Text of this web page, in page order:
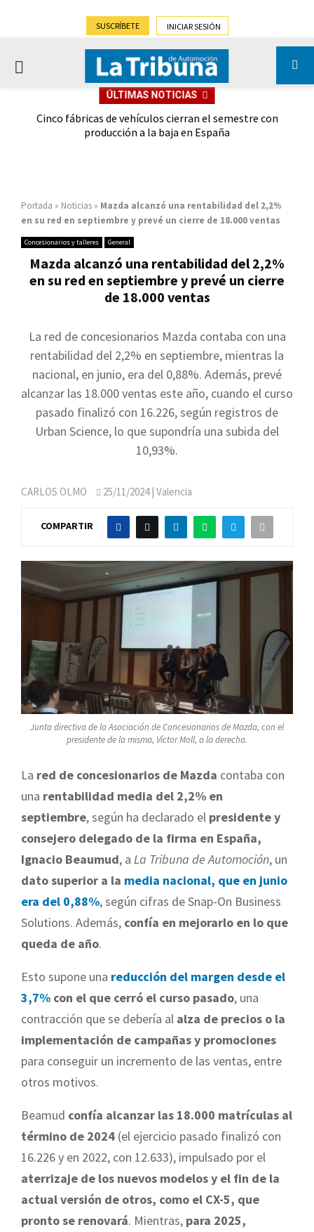
SUSCRÍBETE INICIAR SESIÓN
PRIMARY
ÚLTIMAS NOTICIAS
Cinco fábricas de vehículos cierran el semestre con
producción a la baja en España
Portada » Noticias » Mazda alcanzó una rentabilidad del 2,2%
en su red en septiembre y prevé un cierre de 18.000 ventas
Concesionarios y talleres General
Mazda alcanzó una rentabilidad del 2,2%
en su red en septiembre y prevé un cierre
de 18.000 ventas
La red de concesionarios Mazda contaba con una
rentabilidad del 2,2% en septiembre, mientras la
nacional, en junio, era del 0,88%. Además, prevé
alcanzar las 18.000 ventas este año, cuando el curso
pasado finalizó con 16.226, según registros de
Urban Science, lo que supondría una subida del
10,93%.
CARLOS OLMO 25/11/2024| Valencia
COMPARTIR
Junta directiva de la Asociación de Concesionarios de Mazda, con el
presidente de la misma, Víctor Moll, a la derecha.
La red de concesionarios de Mazda contaba con
una rentabilidad media del 2,2% en
septiembre, según ha declarado el presidente y
consejero delegado de la firma en España,
Ignacio Beaumud, a La Tribuna de Automoción, un
dato superior a la media nacional, que en junio
era del 0,88%, según cifras de Snap-On Business
Solutions. Además, confía en mejorarlo en lo que
queda de año.
Esto supone una reducción del margen desde el
3,7% con el que cerró el curso pasado, una
contracción que se debería al alza de precios o la
implementación de campañas y promociones
para conseguir un incremento de las ventas, entre
otros motivos.
Beamud confía alcanzar las 18.000 matrículas al
término de 2024 (el ejercicio pasado finalizó con
16.226 y en 2022, con 12.633), impulsado por el
aterrizaje de los nuevos modelos y el fin de la
actual versión de otros, como el CX-5, que
pronto se renovará. Mientras, para 2025,